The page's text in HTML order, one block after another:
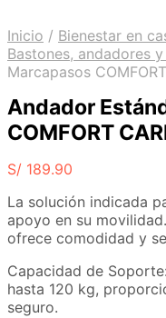
Inicio / Bienestar en
Bastones, andadores
Marcapasos
Andador
COMFORT
S/ 189.90
La solución indicada
apoyo en su
ofrece comodidad y
Capacidad de
hasta 120 kg,
seguro.